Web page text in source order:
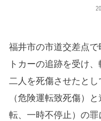
福井市の市道交差点
トカーの追跡を受け
二人を死傷させたと
（危険運転致死傷）
転、一時不停止）の罪